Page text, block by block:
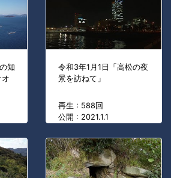
知
令和3年1月1日「高松の夜
景を訪ねて」
再生 : 588回
公開 : 2021.1.1